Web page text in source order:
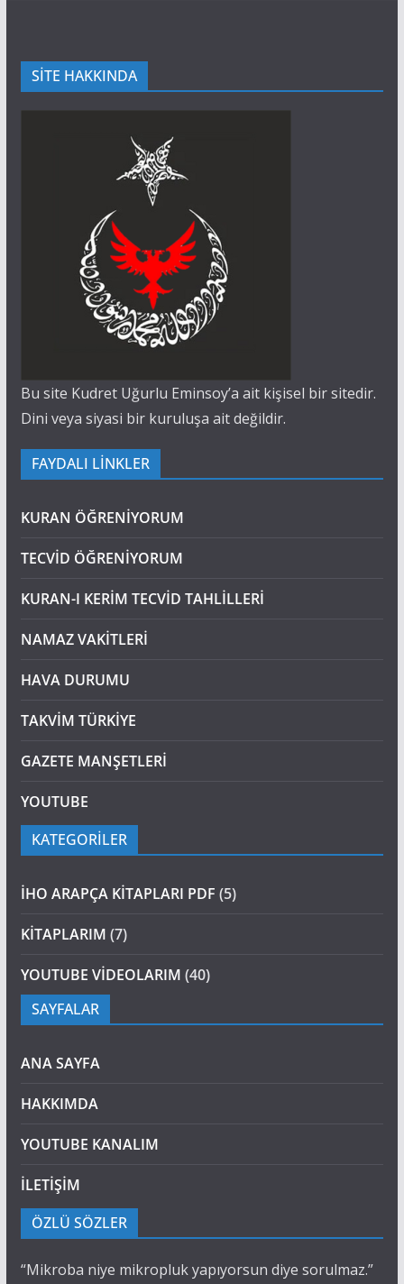
SİTE HAKKINDA
Bu site Kudret Uğurlu Eminsoy’a ait kişisel bir sitedir.
Dini veya siyasi bir kuruluşa ait değildir.
FAYDALI LİNKLER
KURAN ÖĞRENİYORUM
TECVİD ÖĞRENİYORUM
KURAN-I KERİM TECVİD TAHLİLLERİ
NAMAZ VAKİTLERİ
HAVA DURUMU
TAKVİM TÜRKİYE
GAZETE MANŞETLERİ
YOUTUBE
KATEGORİLER
İHO ARAPÇA KİTAPLARI PDF (5)
KİTAPLARIM (7)
YOUTUBE VİDEOLARIM (40)
SAYFALAR
ANA SAYFA
HAKKIMDA
YOUTUBE KANALIM
İLETİŞİM
ÖZLÜ SÖZLER
“Mikroba niye mikropluk yapıyorsun diye sorulmaz.”